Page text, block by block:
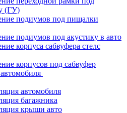
(ГУ)
подиумов под пищалки
подиумов под акустику в авто
корпуса сабвуфера стелс
корпусов под сабвуфер
автомобиля
багажника
крыши авто